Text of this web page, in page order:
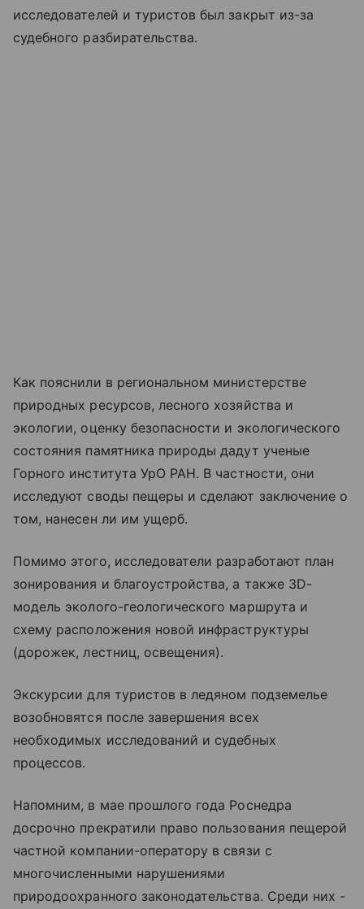
исследователей и туристов был закрыт из-за
судебного разбирательства.
Как пояснили в региональном министерстве
природных ресурсов, лесного хозяйства и
экологии, оценку безопасности и экологического
состояния памятника природы дадут ученые
Горного института УрО РАН. В частности, они
исследуют своды пещеры и сделают заключение о
том, нанесен ли им ущерб.
Помимо этого, исследователи разработают план
зонирования и благоустройства, а также 3D-
модель эколого-геологического маршрута и
схему расположения новой инфраструктуры
(дорожек, лестниц, освещения).
Экскурсии для туристов в ледяном подземелье
возобновятся после завершения всех
необходимых исследований и судебных
процессов.
Напомним, в мае прошлого года Роснедра
досрочно прекратили право пользования пещерой
частной компании-оператору в связи с
многочисленными нарушениями
природоохранного законодательства. Среди них -